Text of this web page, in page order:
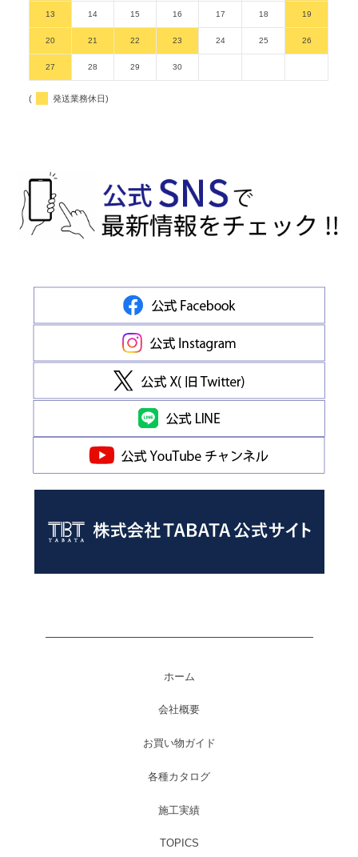
13 14 15 16 17 18 19
20 21 22 23 24 25 26
27 28 29 30
( 発送業務休日)
ホーム
会社概要
お買い物ガイド
各種カタログ
施工実績
TOPICS